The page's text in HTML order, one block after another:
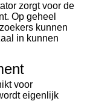
zorgt voor de
Op geheel
kunnen
in kunnen
voor
eigenlijk